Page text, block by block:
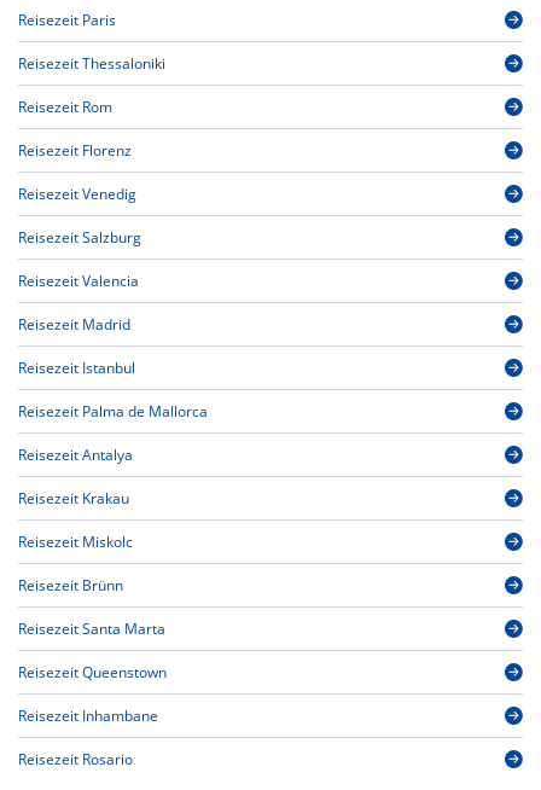
Reisezeit Paris
Reisezeit Thessaloniki
Reisezeit Rom
Reisezeit Florenz
Reisezeit Venedig
Reisezeit Salzburg
Reisezeit Valencia
Reisezeit Madrid
Reisezeit Istanbul
Reisezeit Palma de Mallorca
Reisezeit Antalya
Reisezeit Krakau
Reisezeit Miskolc
Reisezeit Brünn
Reisezeit Santa Marta
Reisezeit Queenstown
Reisezeit Inhambane
Reisezeit Rosario